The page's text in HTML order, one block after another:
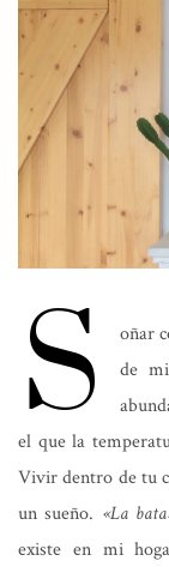
S
oñar
de
el que la
Vivir dentro de tu
un sueño. «La
existe en mi